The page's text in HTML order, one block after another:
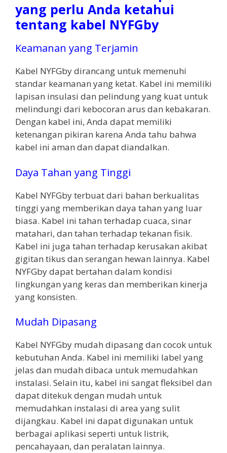
yang perlu Anda ketahui
tentang kabel NYFGby
Keamanan yang Terjamin
Kabel NYFGby dirancang untuk memenuhi
standar keamanan yang ketat. Kabel ini memiliki
lapisan insulasi dan pelindung yang kuat untuk
melindungi dari kebocoran arus dan kebakaran.
Dengan kabel ini, Anda dapat memiliki
ketenangan pikiran karena Anda tahu bahwa
kabel ini aman dan dapat diandalkan.
Daya Tahan yang Tinggi
Kabel NYFGby terbuat dari bahan berkualitas
tinggi yang memberikan daya tahan yang luar
biasa. Kabel ini tahan terhadap cuaca, sinar
matahari, dan tahan terhadap tekanan fisik.
Kabel ini juga tahan terhadap kerusakan akibat
gigitan tikus dan serangan hewan lainnya. Kabel
NYFGby dapat bertahan dalam kondisi
lingkungan yang keras dan memberikan kinerja
yang konsisten.
Mudah Dipasang
Kabel NYFGby mudah dipasang dan cocok untuk
kebutuhan Anda. Kabel ini memiliki label yang
jelas dan mudah dibaca untuk memudahkan
instalasi. Selain itu, kabel ini sangat fleksibel dan
dapat ditekuk dengan mudah untuk
memudahkan instalasi di area yang sulit
dijangkau. Kabel ini dapat digunakan untuk
berbagai aplikasi seperti untuk listrik,
pencahayaan, dan peralatan lainnya.